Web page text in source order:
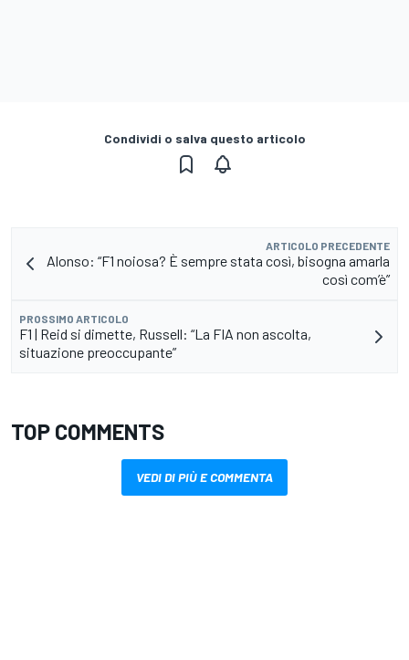
Condividi o salva questo articolo
ARTICOLO PRECEDENTE
Alonso: “F1 noiosa? È sempre stata così, bisogna amarla
così com’è”
PROSSIMO ARTICOLO
F1 | Reid si dimette, Russell: “La FIA non ascolta,
situazione preoccupante”
TOP COMMENTS
VEDI DI PIÙ E COMMENTA